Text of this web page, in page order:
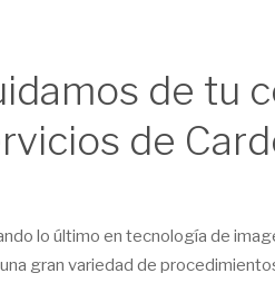
de tu
de
lo último en tecnología de
gran variedad de